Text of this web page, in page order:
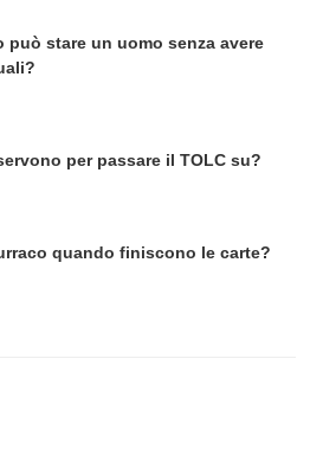
può stare un uomo senza avere
per passare il TOLC su?
quando finiscono le carte?